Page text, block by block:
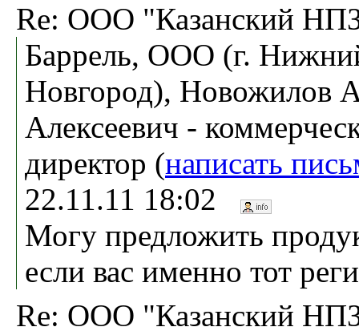
Re: ООО "Казанский
Баррель, ООО (г.
Новгород), Новожилов
Алексеевич -
директор (написать
22.11.11 18:02
Могу предложить
если вас именно тот
Re: ООО "Казанский